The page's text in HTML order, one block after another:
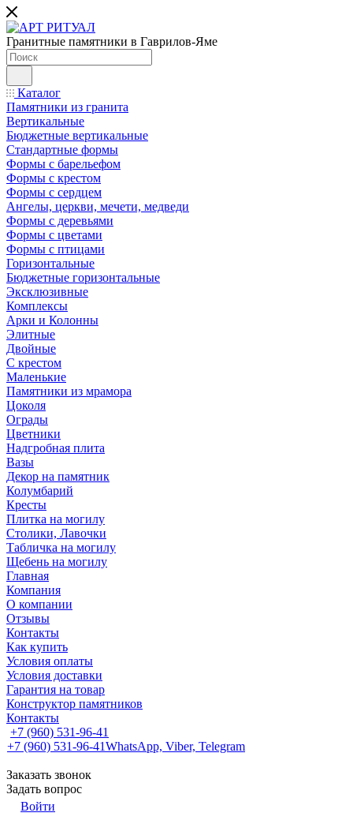
Гранитные памятники в Гаврилов-Яме
Каталог
Памятники из гранита
Вертикальные
Бюджетные вертикальные
Стандартные формы
Формы с барельефом
Формы с крестом
Формы с сердцем
Ангелы, церкви, мечети, медведи
Формы с деревьями
Формы с цветами
Формы с птицами
Горизонтальные
Бюджетные горизонтальные
Эксклюзивные
Комплексы
Арки и Колонны
Элитные
Двойные
С крестом
Маленькие
Памятники из мрамора
Цоколя
Ограды
Цветники
Надгробная плита
Вазы
Декор на памятник
Колумбарий
Кресты
Плитка на могилу
Столики, Лавочки
Табличка на могилу
Щебень на могилу
Главная
Компания
О компании
Отзывы
Контакты
Как купить
Условия оплаты
Условия доставки
Гарантия на товар
Конструктор памятников
Контакты
+7 (960) 531-96-41
+7 (960) 531-96-41WhatsApp, Viber, Telegram
Заказать звонок
Задать вопрос
Войти